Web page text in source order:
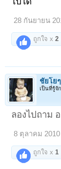
28 กันยายน
ถูกใจ x2
ชัยโยๆ
เป็นที่รู้จั
ลองไปถาม
8 ตุลาคม 2010
ถูกใจ x 1